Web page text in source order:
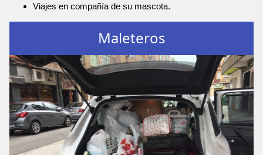
Viajes en compañía de su mascota.
Maleteros